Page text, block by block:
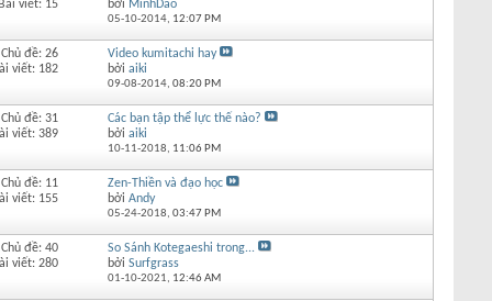
Bài viết: 15
bởi MinhDao
05-10-2014, 12:07 PM
Chủ đề: 26
viết: 182
Video kumitachi hay
bởi aiki
09-08-2014, 08:20 PM
Chủ đề: 31
viết: 389
Các bạn tập thể lực thế nào?
bởi aiki
10-11-2018, 11:06 PM
Chủ đề: 11
viết: 155
Zen-Thiền và đạo học
bởi Andy
05-24-2018, 03:47 PM
Chủ đề: 40
viết: 280
So Sánh Kotegaeshi trong...
bởi Surfgrass
01-10-2021, 12:46 AM